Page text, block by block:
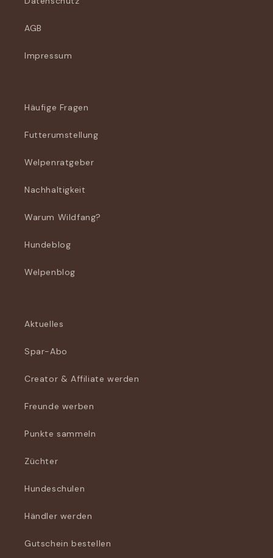
AGB
Impressum
Häufige Fragen
Futterumstellung
Welpenratgeber
Nachhaltigkeit
Warum Wildfang?
Hundeblog
Welpenblog
Aktuelles
Spar-Abo
Creator & Affiliate werden
Freunde werben
Punkte sammeln
Züchter
Hundeschulen
Händler werden
Gutschein bestellen